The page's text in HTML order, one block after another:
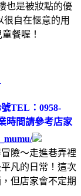
也是被妝點的優
自在愜意的用
餐喔！
TEL：0958-
時間請參考店家
險～走進巷弄裡
凡的日常！這次
但店家會不定期